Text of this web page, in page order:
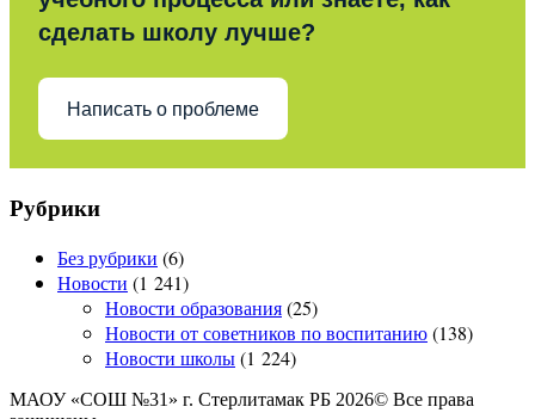
сделать школу лучше?
Написать о проблеме
Рубрики
Без рубрики (6)
Новости (1 241)
Новости образования(25)
Новости от советников по воспитанию(138)
Новости школы(1 224)
МАОУ «СОШ №31» г. Стерлитамак РБ 2026© Все права